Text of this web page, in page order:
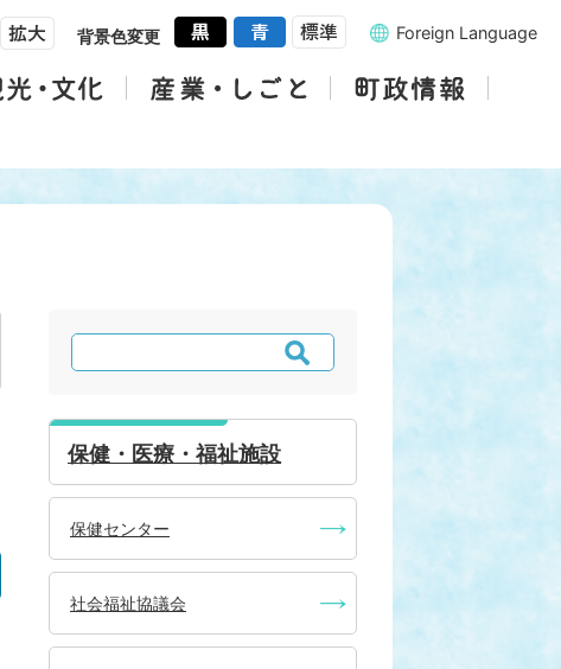
背景色変更 Foreign Language
検
索
保健・医療・福祉施設
保健センター
社会福祉協議会